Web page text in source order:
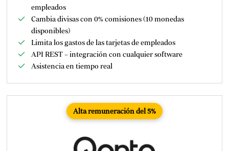
empleados
Cambia divisas con 0% comisiones (10 monedas
disponibles)
Limita los gastos de las tarjetas de empleados
API REST – integración con cualquier software
Asistencia en tiempo real
Alta remuneración del 5%